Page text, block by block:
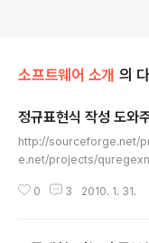
소프트웨어 소개 의
정규표현식 작성 도와
http://sourceforge.net/
e.net/projects/
ourceforge.net/
0 3 2010. 1. 31.